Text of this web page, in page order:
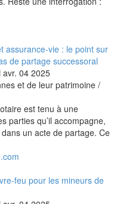
assurance-vie : le point sur
de partage successoral
avr. 04 2025
et de leur patrimoine/
est tenu à une
parties qu’il accompagne,
un acte de partage. Ce
feu pour les mineurs de